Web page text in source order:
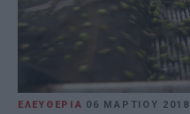
ΕΛΕΥΘΕΡΙΑ 06 ΜΑΡΤΊΟΥ 2018